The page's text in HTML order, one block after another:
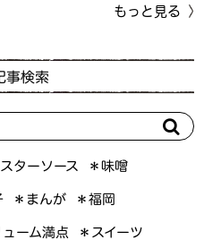
もっと見る
事検索
ターソース ＊味噌
＊まんが ＊福岡
ューム満点 ＊スイーツ